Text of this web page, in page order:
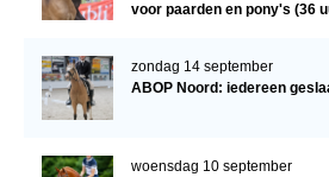
voor paarden en pony's (36
zondag 14 september
ABOP Noord: iedereen
woensdag 10 september